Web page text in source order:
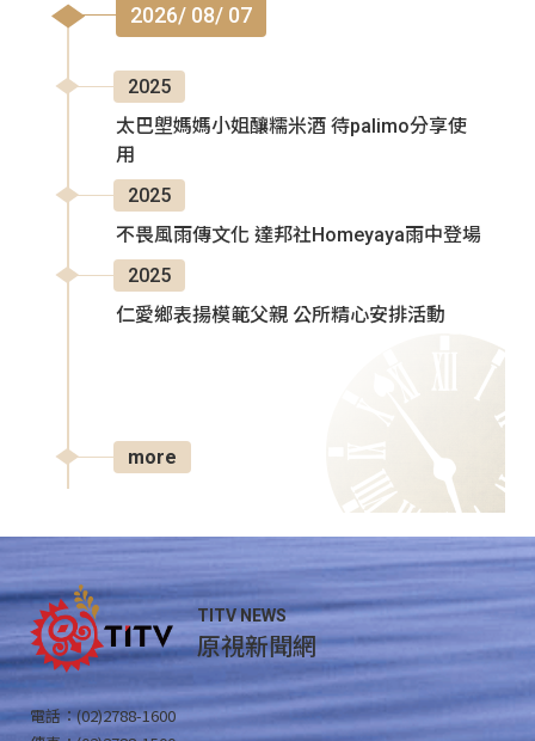
2026/ 08/ 07
2025
太巴塱媽媽小姐釀糯米酒 待palimo分享使
用
2025
不畏風雨傳文化 達邦社Homeyaya雨中登場
2025
仁愛鄉表揚模範父親 公所精心安排活動
more
TITV NEWS
原視新聞網
電話：(02)2788-1600